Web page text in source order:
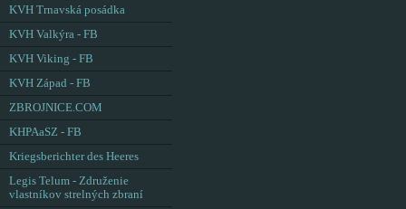
KVH Trnavská posádka
KVH Valkýra - FB
KVH Viking - FB
KVH Západ - FB
ZBROJNICE.COM
KHPAaSZ - FB
Kriegsberichter des Heeres
Legis Telum - Združenie
vlastníkov strelných zbraní